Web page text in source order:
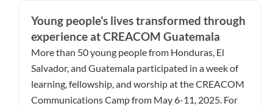
Young people’s lives transformed through
experience at CREACOM Guatemala
More than 50 young people from Honduras, El
Salvador, and Guatemala participated in a week of
learning, fellowship, and worship at the CREACOM
Communications Camp from May 6-11, 2025. For